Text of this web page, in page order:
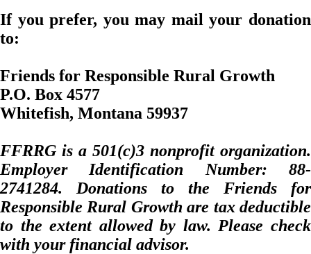
If you prefer, you may mail your donation
to:
Friends for Responsible Rural Growth
P.O. Box 4577
Whitefish, Montana 59937
FFRRG is a 501(c)3 nonprofit organization.
Employer Identification Number: 88-
2741284. Donations to the Friends for
Responsible Rural Growth are tax deductible
to the extent allowed by law. Please check
with your financial advisor.